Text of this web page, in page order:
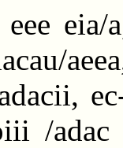
eia/
/